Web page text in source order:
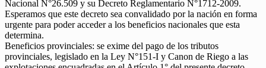
Nacional N°26.509 y su Decreto Reglamentario N°1712-2009.
Esperamos que este decreto sea convalidado por la nación en forma
urgente para poder acceder a los beneficios nacionales que esta
determina.
Beneficios provinciales: se exime del pago de los tributos
provinciales, legislado en la Ley N°151-I y Canon de Riego a las